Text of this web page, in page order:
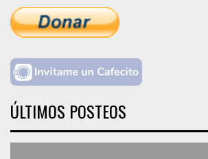
ÚLTIMOS POSTEOS